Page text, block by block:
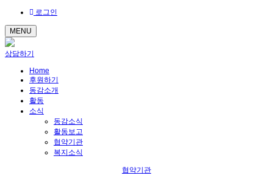
로그인
MENU
상담하기
Home
후원하기
동감소개
활동
소식
동감소식
활동보고
협약기관
복지소식
협약기관